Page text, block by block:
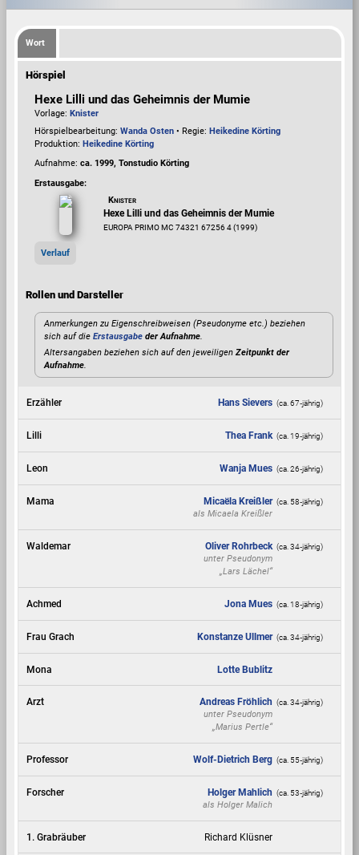
Wort
Hörspiel
Hexe Lilli und das Geheimnis der Mumie
Vorlage:Knister
Hörspielbearbeitung:Wanda Osten • Regie:Heikedine Körting
Produktion:Heikedine Körting
Aufnahme:ca. 1999, Tonstudio Körting
Erstausgabe:
Knister
Hexe Lilli und das Geheimnis der Mumie
EUROPA PRIMO MC 74321 67256 4 (1999)
Verlauf
Rollen und Darsteller
Anmerkungen zu Eigenschreibweisen (Pseudonyme etc.) beziehen
sich auf dieErstausgabe der Aufnahme.
Altersangaben beziehen sich auf den jeweiligenZeitpunkt der
Aufnahme.
Erzähler Hans Sievers (ca. 67‑jährig)
Lilli Thea Frank (ca. 19‑jährig)
Leon Wanja Mues (ca. 26‑jährig)
Mama Micaëla Kreißler
alsMicaela Kreißler
(ca. 58‑jährig)
Waldemar Oliver Rohrbeck
unter Pseudonym
„Lars Lächel“
(ca. 34‑jährig)
Achmed Jona Mues (ca. 18‑jährig)
Frau Grach Konstanze Ullmer (ca. 34‑jährig)
Mona Lotte Bublitz
Arzt Andreas Fröhlich
unter Pseudonym
„Marius Pertle“
(ca. 34‑jährig)
Professor Wolf-Dietrich Berg (ca. 55‑jährig)
Forscher Holger Mahlich
alsHolger Malich
(ca. 53‑jährig)
1. Grabräuber Richard Klüsner